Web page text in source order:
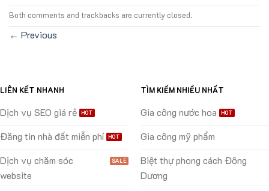
Both comments and trackbacks are currently closed.
← Previous
LIÊN KẾT NHANH
Dịch vụ SEO giá rẻ
Đăng tin nhà đất miễn phí
Dịch vụ chăm sóc
website
TÌM KIẾM NHIỀU NHẤT
Gia công nước hoa
Gia công mỹ phẩm
Biệt thự phong cách Đông
Dương